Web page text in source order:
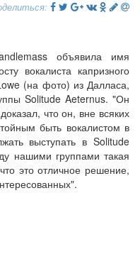
объявила имя
вокалиста капризного
(на фото) из Далласа,
Solitude Aeternus. "Он
что он, вне всяких
быть вокалистом в
выступать в Solitude
нашими группами такая
это отличное решение,